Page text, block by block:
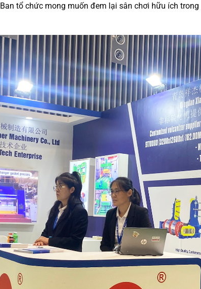
Ban tổ chức mong muốn đem lại sân chơi hữu ích